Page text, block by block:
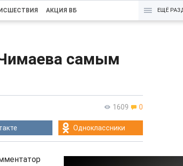
АКЦИЯ ВБ ЕЩЁ
самым
1609 0
Одноклассники